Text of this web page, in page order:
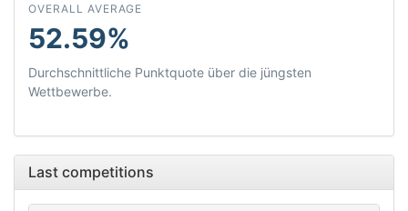
OVERALL AVERAGE
52.59%
Durchschnittliche Punktquote über die jüngsten
Wettbewerbe.
Last competitions